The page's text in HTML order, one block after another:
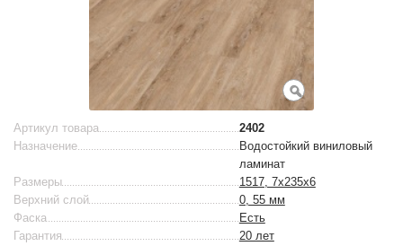
2402
Артикул товара
Водостойкий виниловый
ламинат
Назначение
1517, 7x235x6
Размеры
0, 55 мм
Верхний слой
Есть
Фаска
20 лет
Гарантия